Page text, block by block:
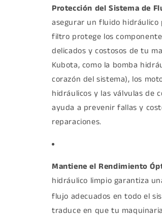
Protección del Sistema de
asegurar un fluido hidráulico
filtro protege los
delicados y costosos de tu
Kubota, como la bomba
corazón del sistema), los
hidráulicos y las válvulas de
ayuda a prevenir fallas y
reparaciones.
Mantiene el Rendimiento
hidráulico limpio garantiza
flujo adecuados en todo el
traduce en que tu